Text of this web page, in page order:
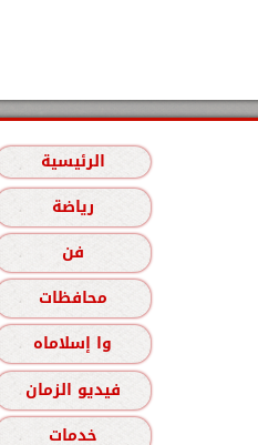
الرئيسية
رياضة
فن
محافظات
وا إسلاماه
فيديو الزمان
خدمات